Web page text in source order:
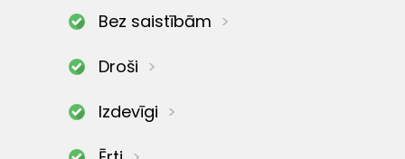
Bez saistībām
Droši
Izdevīgi